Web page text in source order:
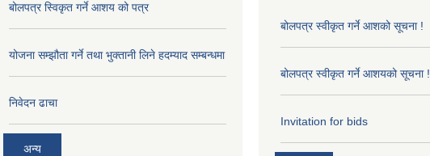
बोलपत्र स्विकृत गर्ने आशय को पत्र
योजना सम्झौता गर्ने तथा भुक्तानी लिने हदम्याद सम्बन्धमा
निवेदन ढाचा
अन्य
बोलपत्र स्वीकृत गर्ने आशको सूचना !
बोलपत्र स्वीकृत गर्ने आशयको सूचना !
Invitation for bids